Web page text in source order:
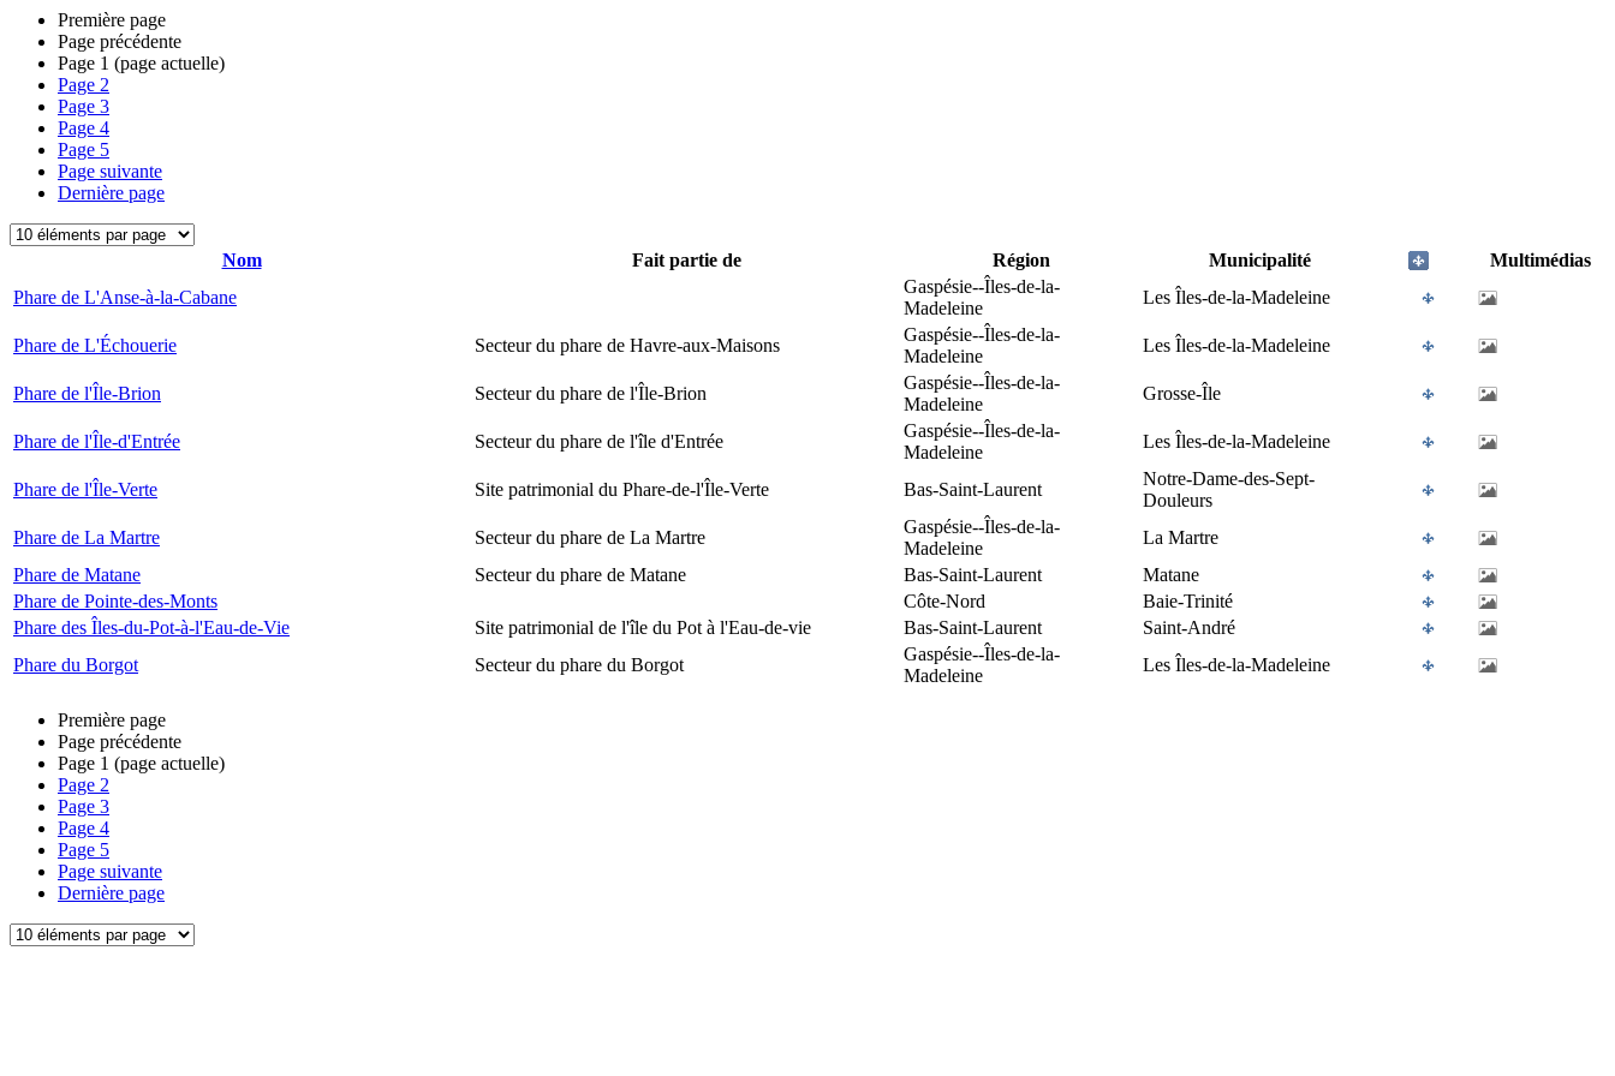
Première page
Page précédente
Page 1 (page actuelle)
Page 2
Page 3
Page 4
Page 5
Page suivante
Dernière page
Nom Fait partie de Région Municipalité
Multimédias
Phare de L'Anse-à-la-Cabane
Gaspésie--Îles-de-la-
Madeleine
Les Îles-de-la-Madeleine
Phare de L'Échouerie Secteur du phare de Havre-aux-Maisons
Gaspésie--Îles-de-la-
Madeleine
Les Îles-de-la-Madeleine
Phare de l'Île-Brion Secteur du phare de l'Île-Brion
Gaspésie--Îles-de-la-
Madeleine
Grosse-Île
Phare de l'Île-d'Entrée Secteur du phare de l'île d'Entrée
Gaspésie--Îles-de-la-
Madeleine
Les Îles-de-la-Madeleine
Phare de l'Île-Verte Site patrimonial du Phare-de-l'Île-Verte Bas-Saint-Laurent
Notre-Dame-des-Sept-
Douleurs
Phare de La Martre
Secteur du phare de La Martre
Gaspésie--Îles-de-la-
Madeleine
La Martre
Phare de Matane
Secteur du phare de Matane Bas-Saint-Laurent
Matane
Phare de Pointe-des-Monts
Côte-Nord
Baie-Trinité
Phare des Îles-du-Pot-à-l'Eau-de-Vie
Site patrimonial de l'île du Pot à l'Eau-de-vie Bas-Saint-Laurent
Saint-André
Phare du Borgot
Secteur du phare du Borgot
Gaspésie--Îles-de-la-
Madeleine
Les Îles-de-la-Madeleine
Première page
Page précédente
Page 1 (page actuelle)
Page 2
Page 3
Page 4
Page 5
Page suivante
Dernière page